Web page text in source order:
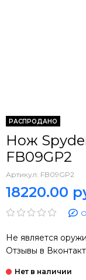
РАСПРОДАНО
Нож
FB09GP2
Артикул: FB09GP2
18220.00
Не является
Отзывы в